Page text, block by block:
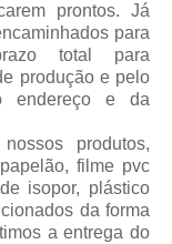
prontos. Já
para
total para
produção e pelo
endereço e da
produtos,
filme pvc
isopor, plástico
da forma
a entrega do